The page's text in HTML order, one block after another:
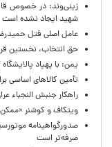
زینی‌وند: در خصوص
شهید ایجاد نشده است
عامل اصلی قتل
حق انتخاب، نخستین
یمن: با پهپاد
تأمین کالاهای اساسی
راهکار جنبش النجباء
ویتکاف و کوشنر
صدورگواهینامه
صرفه‌تر است